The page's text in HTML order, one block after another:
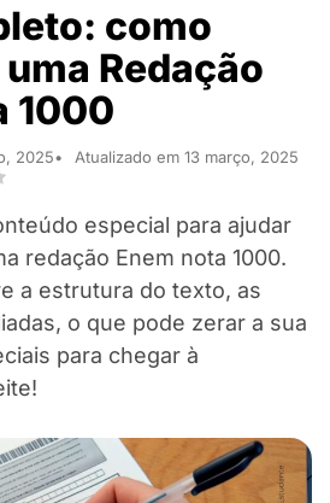
como
Redação
1000
2025
Atualizado em 13 março, 2025
especial para ajudar
redação Enem nota 1000.
a estrutura do texto, as
o que pode zerar a sua
para chegar à